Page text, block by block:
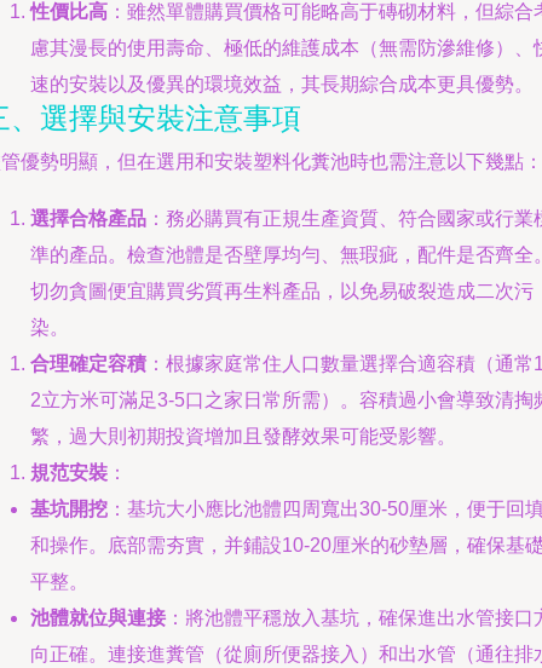
性價比高 ：雖然單體購買價格可能略高于磚砌材料，但綜合
慮其漫長的使用壽命、極低的維護成本（無需防滲維修）、
速的安裝以及優異的環境效益，其長期綜合成本更具優勢。
、選擇與安裝注意事項
優勢明顯，但在選用和安裝塑料化糞池時也需注意以下幾點：
選擇合格產品 ：務必購買有正規生產資質、符合國家或行業
準的產品。檢查池體是否壁厚均勻、無瑕疵，配件是否齊全
切勿貪圖便宜購買劣質再生料產品，以免易破裂造成二次污
染。
合理確定容積 ：根據家庭常住人口數量選擇合適容積（通常
2立方米可滿足3-5口之家日常所需）。容積過小會導致清掏
繁，過大則初期投資增加且發酵效果可能受影響。
規范安裝 ：
基坑開挖 ：基坑大小應比池體四周寬出30-50厘米，便于回
和操作。底部需夯實，并鋪設10-20厘米的砂墊層，確保基
平整。
池體就位與連接 ：將池體平穩放入基坑，確保進出水管接口
向正確。連接進糞管（從廁所便器接入）和出水管（通往排